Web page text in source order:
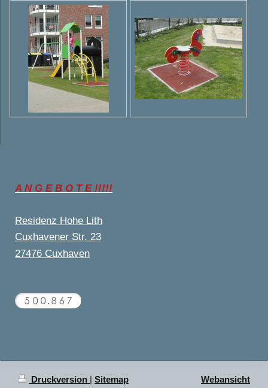
A N G E B O T E !!!!!
Residenz Hohe Lith
Cuxhavener Str. 23
27476 Cuxhaven
Druckversion | Sitemap
Webansicht